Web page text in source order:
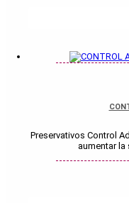
Preservativos Control
aumentar